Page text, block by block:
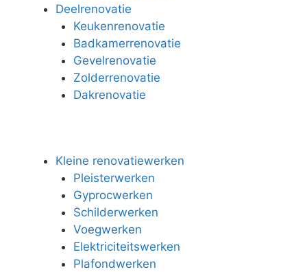
Deelrenovatie
Keukenrenovatie
Badkamerrenovatie
Gevelrenovatie
Zolderrenovatie
Dakrenovatie
Kleine renovatiewerken
Pleisterwerken
Gyprocwerken
Schilderwerken
Voegwerken
Elektriciteitswerken
Plafondwerken